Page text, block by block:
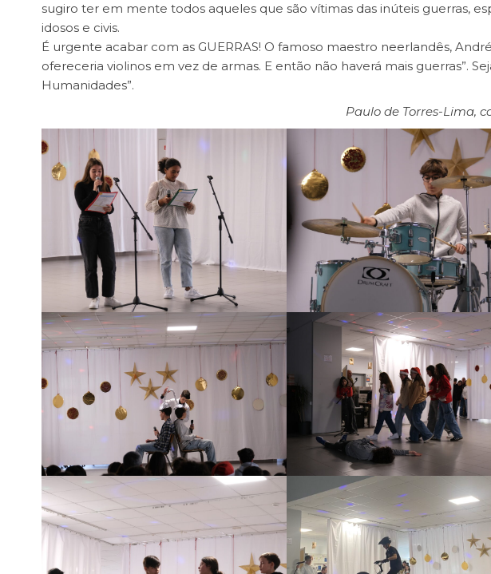
sugiro ter em mente todos aqueles que são vítimas das inúteis guerras,
idosos e civis.
É urgente acabar com as GUERRAS! O famoso maestro neerlandês,
ofereceria violinos em vez de armas. E então não haverá mais guerras”.
Humanidades”.
Paulo de Torres-Lima,